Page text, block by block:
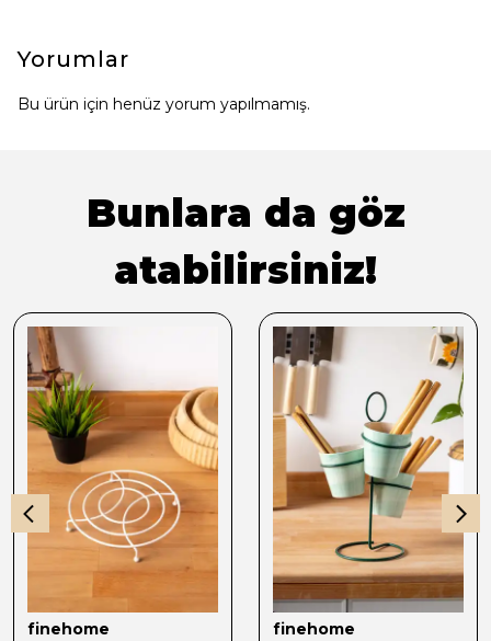
Yorumlar
Bu ürün için henüz yorum yapılmamış.
Bunlara da göz
atabilirsiniz!
finehome finehome